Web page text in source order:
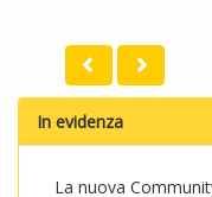
In evidenza
La nuova